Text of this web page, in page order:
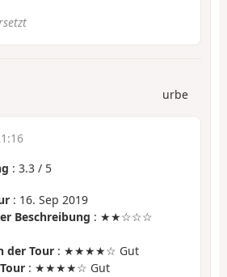
urbe
: 3.3 / 5
: 16. Sep 2019
Beschreibung : ★★☆☆☆
der Tour : ★★★★☆ Gut
: ★★★★☆ Gut